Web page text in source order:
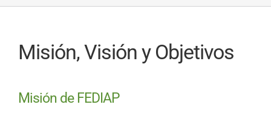
Misión, Visión y Objetivos
Misión de FEDIAP